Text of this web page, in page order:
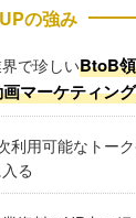
の強み
で珍しいBtoB
マーケティン
利用可能なトー
る